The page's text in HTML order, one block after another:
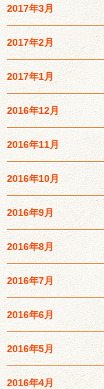
2017年3月
2017年2月
2017年1月
2016年12月
2016年11月
2016年10月
2016年9月
2016年8月
2016年7月
2016年6月
2016年5月
2016年4月